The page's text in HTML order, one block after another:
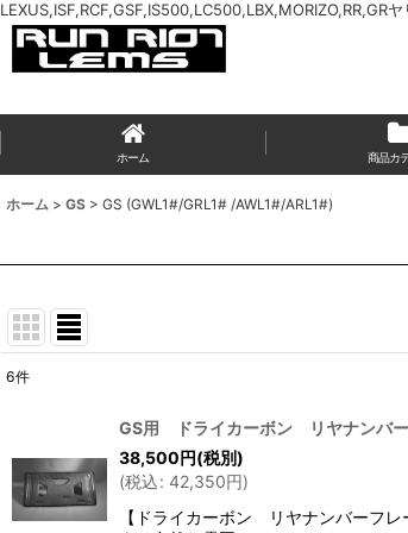
LEXUS,ISF,RCF,GSF,IS500,LC500,LBX,MORIZO,RR,GR
ホーム 商品カ
ホーム > GS > GS (GWL1#/GRL1# /AWL1#/ARL1#)
並び順:
6件
GS用 ドライカーボン リヤナンバ
38,500円(税別)
(税込: 42,350円)
【ドライカーボン リヤナンバーフ